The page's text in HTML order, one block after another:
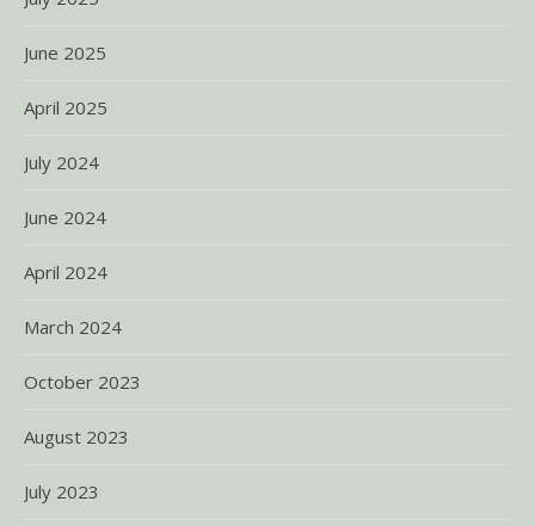
June 2025
April 2025
July 2024
June 2024
April 2024
March 2024
October 2023
August 2023
July 2023